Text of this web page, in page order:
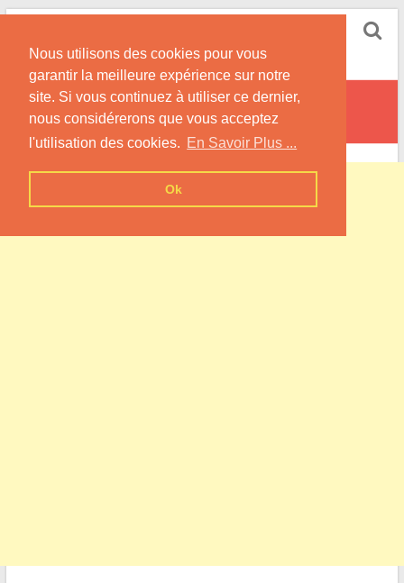
Nous utilisons des cookies pour vous
garantir la meilleure expérience sur notre
site. Si vous continuez à utiliser ce dernier,
nous considérerons que vous acceptez
l'utilisation des cookies. En Savoir Plus ...
Ok
Skip
content
Informations sur les Pompes à Chaleur
La Chapelle-Urée